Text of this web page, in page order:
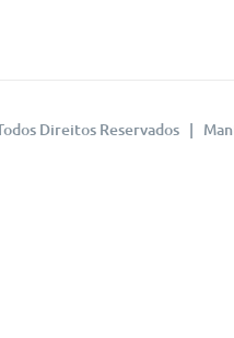
Direitos Reservados |